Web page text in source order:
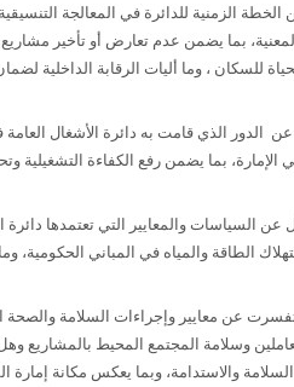
الزمنية للدائرة في المعالجة
بما يضمن عدم تعارض أو تأخير مشاريع
للسكان ، وما أليات الرقابة الداخلية
الدور الذي قامت به دائرة الأشغال
بما يضمن رفع الكفاءة التشغيلية
السياسات والمعايير التي تعتمدها دائرة
الطاقة والمياه في المباني الحكومية، وما
عن معايير وإجراءات السلامة والصحة
وسلامة المجتمع المحيط بالمشاريع
والاستدامة، وبما يعكس مكانة إمارة